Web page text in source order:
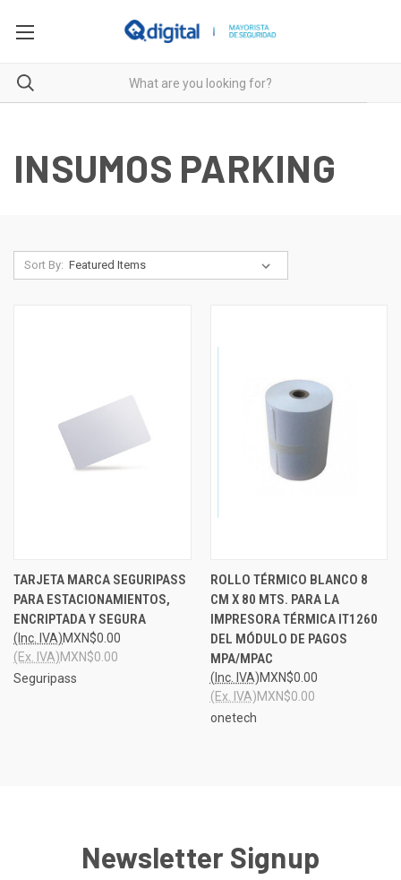
INSUMOS PARKING
Sort By:
TARJETA MARCA SEGURIPASS
PARA ESTACIONAMIENTOS,
ENCRIPTADA Y SEGURA
MXN$0.00
(Inc. IVA)
MXN$0.00
(Ex. IVA)
Seguripass
ROLLO TÉRMICO BLANCO 8
CM X 80 MTS. PARA LA
IMPRESORA TÉRMICA IT1260
DEL MÓDULO DE PAGOS
MPA/MPAC
MXN$0.00
(Inc. IVA)
MXN$0.00
(Ex. IVA)
onetech
Newsletter Signup